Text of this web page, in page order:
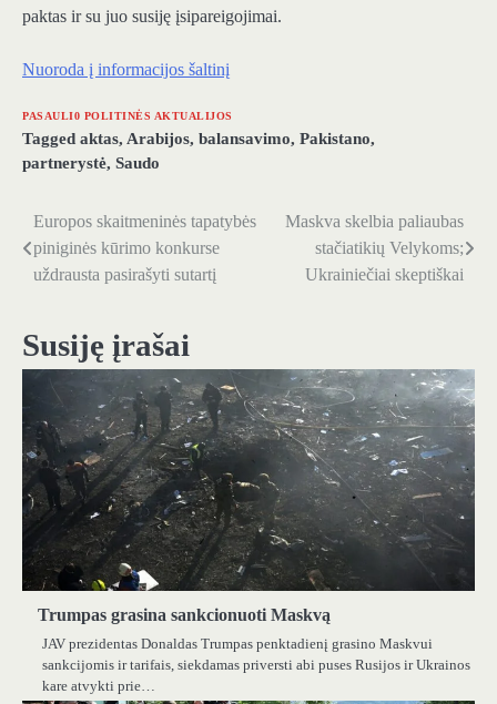
paktas ir su juo susiję įsipareigojimai.
Nuoroda į informacijos šaltinį
PASAULI0 POLITINĖS AKTUALIJOS
Tagged aktas, Arabijos, balansavimo, Pakistano,
partnerystė, Saudo
Navigacija
tarp
Europos skaitmeninės tapatybės
piniginės kūrimo konkurse
uždrausta pasirašyti sutartį
Maskva skelbia paliaubas
stačiatikių Velykoms;
Ukrainiečiai skeptiškai
Susiję įrašai
Trumpas grasina sankcionuoti Maskvą
JAV prezidentas Donaldas Trumpas penktadienį grasino Maskvui
sankcijomis ir tarifais, siekdamas priversti abi puses Rusijos ir Ukrainos
kare atvykti prie…